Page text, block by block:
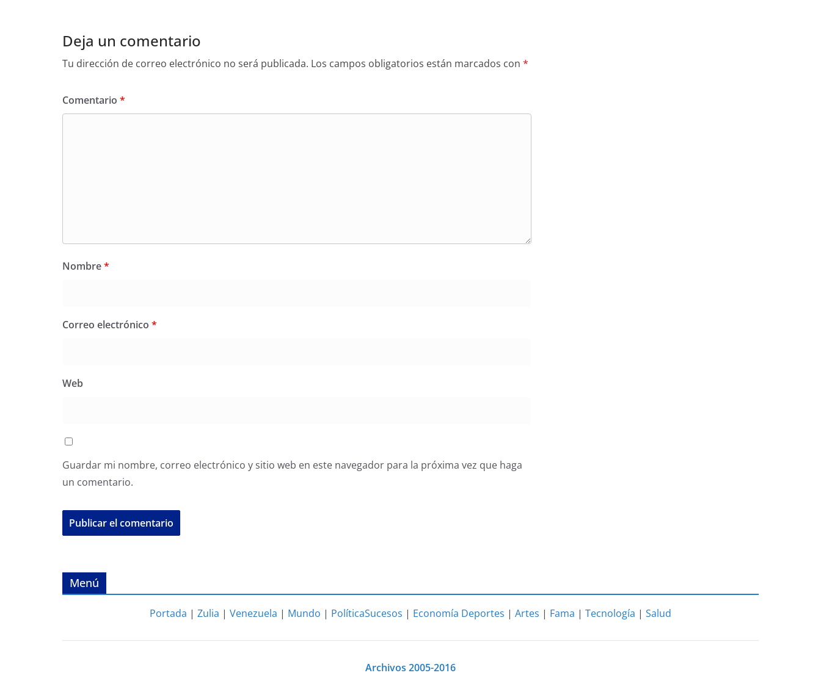
Deja un comentario
Tu dirección de correo electrónico no será publicada. Los campos obligatorios están marcados con *
Comentario *
Nombre*
Correo electrónico *
Web
Guardar mi nombre, correo electrónico y sitio web en este navegador para la próxima vez que haga
un comentario.
Menú
Portada | Zulia | Venezuela | Mundo | PolíticaSucesos | Economía Deportes | Artes | Fama | Tecnología | Salud
Archivos 2005-2016